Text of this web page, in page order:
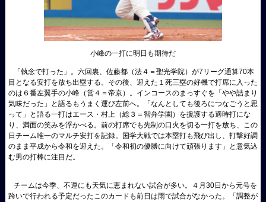
小峰の一打に明日も期待だ
「執念で打った」。六回裏、佐藤都（法４＝聖光学院）が7リーグ通算70本
目となる安打を放ち出塁する。その後、迎えた１死三塁の好機で打席に入った
のは６番左翼手の小峰（営４＝帝京）。インコースのまっすぐを「やや詰まり
気味だった」と語るもうまく運び左前へ。「なんとしても後ろにつなごうと思
って」と語る一打はエース・村上（総３＝智弁学園）を援護する適時打にな
り、満面の笑みを浮かべる。前の打席でも先制の口火を切る一打を放ち、この
日チーム唯一のマルチ安打を記録。国学大戦では本塁打も飛び出し、打撃好調
のまま平成から令和を迎えた。「令和初の優勝に向けて頑張ります」と意気込
む男の打棒に注目だ。
チームは今季、不運にも天気に恵まれない試合が多い。４月30日から元号を
跨いで行われる予定だったこのカードも前日は雨で試合がなかった。「調整が